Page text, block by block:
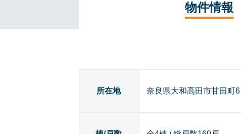
物件情報
所在地 奈良県大和高田市甘田町6